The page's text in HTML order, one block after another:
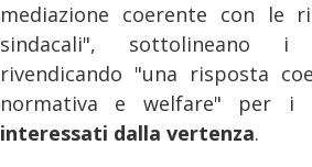
mediazione coerente con le
sindacali", sottolineano i
rivendicando "una risposta
normativa e welfare" per i
interessati dalla vertenza.